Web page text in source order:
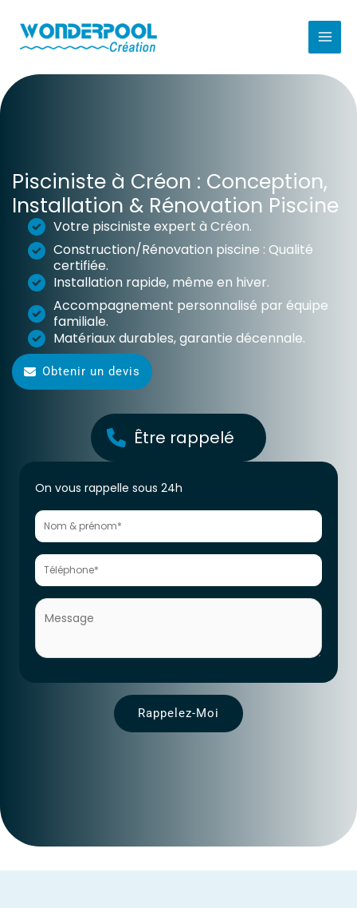
contenu
Pisciniste à Créon : Conception,
Installation & Rénovation Piscine
Votre pisciniste expert à Créon.
Construction/Rénovation piscine : Qualité
certifiée.
Installation rapide, même en hiver.
Accompagnement personnalisé par équipe
familiale.
Matériaux durables, garantie décennale.
Obtenir un devis
Être rappelé
générateur
Leads
On vous rappelle sous 24h
Rappelez-Moi